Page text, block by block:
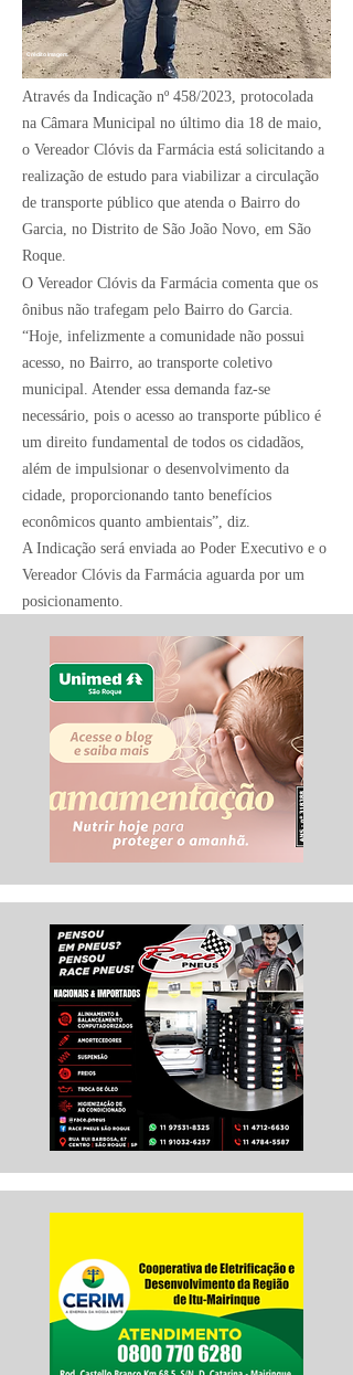
Crédito Imagem:
Através da Indicação nº 458/2023, protocolada
na Câmara Municipal no último dia 18 de maio,
o Vereador Clóvis da Farmácia está solicitando a
realização de estudo para viabilizar a circulação
de transporte público que atenda o Bairro do
Garcia, no Distrito de São João Novo, em São
Roque.
O Vereador Clóvis da Farmácia comenta que os
ônibus não trafegam pelo Bairro do Garcia.
“Hoje, infelizmente a comunidade não possui
acesso, no Bairro, ao transporte coletivo
municipal. Atender essa demanda faz-se
necessário, pois o acesso ao transporte público é
um direito fundamental de todos os cidadãos,
além de impulsionar o desenvolvimento da
cidade, proporcionando tanto benefícios
econômicos quanto ambientais”, diz.
A Indicação será enviada ao Poder Executivo e o
Vereador Clóvis da Farmácia aguarda por um
posicionamento.